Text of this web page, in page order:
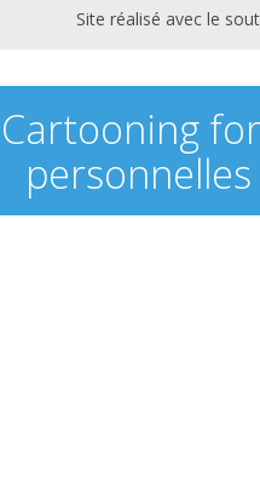
Site réalisé avec le
personnelles